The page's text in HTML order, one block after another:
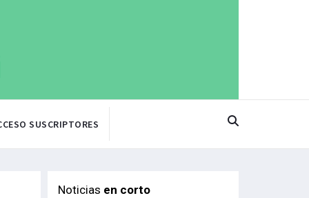
SUSCRIPTORES
Noticias en corto